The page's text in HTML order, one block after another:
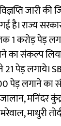
जारी की
राज्य
करोड़ पेड़
संकल्प
पेड़ लगाये।
पेड़ लगाने
मनिंदर
माधुरी